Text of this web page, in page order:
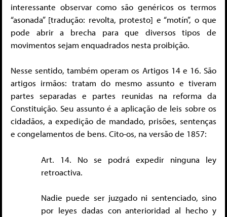
interessante observar como são genéricos os termos
“asonada” [tradução: revolta, protesto] e “motín”, o que
pode abrir a brecha para que diversos tipos de
movimentos sejam enquadrados nesta proibição.
Nesse sentido, também operam os Artigos 14 e 16. São
artigos irmãos: tratam do mesmo assunto e tiveram
partes separadas e partes reunidas na reforma da
Constituição. Seu assunto é a aplicação de leis sobre os
cidadãos, a expedição de mandado, prisões, sentenças
e congelamentos de bens. Cito-os, na versão de 1857:
Art. 14. No se podrá expedir ninguna ley
retroactiva.
Nadie puede ser juzgado ni sentenciado, sino
por leyes dadas con anterioridad al hecho y